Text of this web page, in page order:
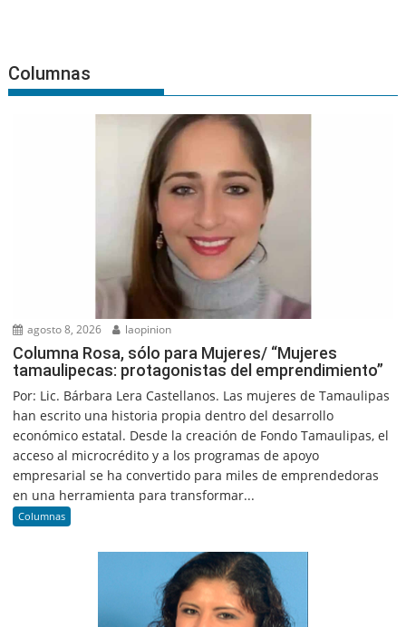
Columnas
agosto 8, 2026 laopinion
Columna Rosa, sólo para Mujeres/ “Mujeres
tamaulipecas: protagonistas del emprendimiento”
Por: Lic. Bárbara Lera Castellanos. Las mujeres de Tamaulipas
han escrito una historia propia dentro del desarrollo
económico estatal. Desde la creación de Fondo Tamaulipas, el
acceso al microcrédito y a los programas de apoyo
empresarial se ha convertido para miles de emprendedoras
en una herramienta para transformar...
Columnas